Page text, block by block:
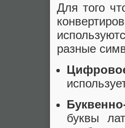
Для того
разные
буквы